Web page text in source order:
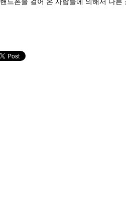
핸드폰을 걸어 온 사람들에 의해서 다